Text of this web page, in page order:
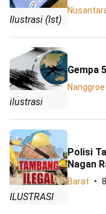
Ilustrasi (Ist)
ilustrasi
Gempa
Nanggroe
ILUSTRASI
Polisi
Nagan
Barat